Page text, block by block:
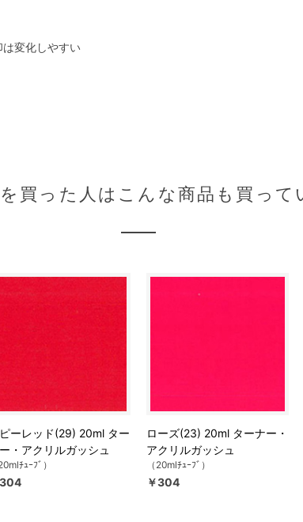
変化しやすい
買った人はこんな商品も買って
ーレッド(29) 20ml ター
・アクリルガッシュ
ﾁｭｰﾌﾞ）
ローズ(23) 20ml ターナー・
アクリルガッシュ
（20mlﾁｭｰﾌﾞ）
￥304